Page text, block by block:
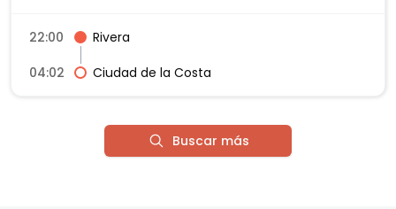
22:00
Rivera
04:02
Ciudad de la Costa
Buscar más